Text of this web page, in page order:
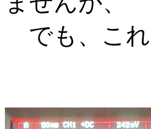
でも、これ